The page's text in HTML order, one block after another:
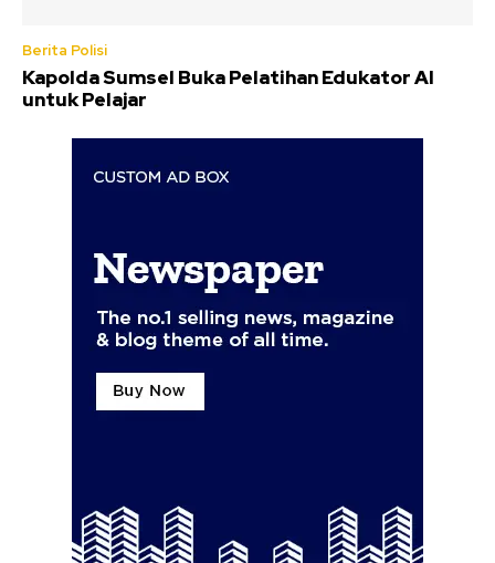
Berita Polisi
Kapolda Sumsel Buka Pelatihan Edukator AI
untuk Pelajar